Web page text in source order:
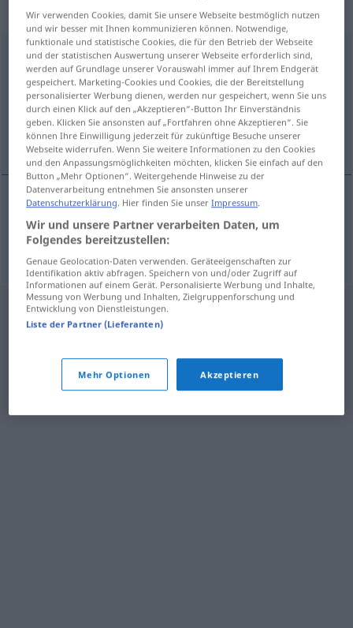
„Stabwechsel“: Maskulinum
Stabwechselm
Übersicht aller Übersetzungen
(Für mehr Details die Übersetzung anklicken/antippen)
baton exchange
baton exchange Stabwechsel SPORT beim
Staffellauf
Wir verwenden Cookies, damit Sie unsere Webseite bestmöglich nutzen
und wir besser mit Ihnen kommunizieren können. Notwendige,
funktionale und statistische Cookies, die für den Betrieb der Webseite
und der statistischen Auswertung unserer Webseite erforderlich sind,
werden auf Grundlage unserer Vorauswahl immer auf Ihrem Endgerät
gespeichert. Marketing-Cookies und Cookies, die der Bereitstellung
personalisierter Werbung dienen, werden nur gespeichert, wenn Sie uns
durch einen Klick auf den „Akzeptieren“-Button Ihr Einverständnis
geben. Klicken Sie ansonsten auf „Fortfahren ohne Akzeptieren“. Sie
können Ihre Einwilligung jederzeit für zukünftige Besuche unserer
Webseite widerrufen. Wenn Sie weitere Informationen zu den Cookies
und den Anpassungsmöglichkeiten möchten, klicken Sie einfach auf den
Button „Mehr Optionen“. Weitergehende Hinweise zu der
Datenverarbeitung entnehmen Sie ansonsten unserer
Datenschutzerklärung. Hier finden Sie unserImpressum.
Wir und unsere Partner verarbeiten Daten, um
Folgendes bereitzustellen:
Genaue Geolocation-Daten verwenden. Geräteeigenschaften zur
Identifikation aktiv abfragen. Speichern von und/oder Zugriff auf
Informationen auf einem Gerät. Personalisierte Werbung und Inhalte,
Messung von Werbung und Inhalten, Zielgruppenforschung und
Entwicklung von Dienstleistungen.
Liste der Partner (Lieferanten)
Mehr Optionen Akzeptieren